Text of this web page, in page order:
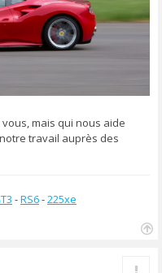
mais qui nous aide
travail auprès des
-RS6-225xe